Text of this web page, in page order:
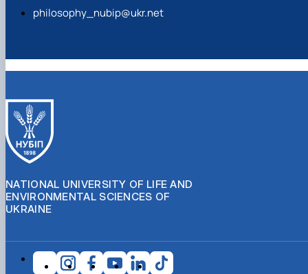
philosophy_nubip@ukr.net
NATIONAL UNIVERSITY OF LIFE AND
ENVIRONMENTAL SCIENCES OF
UKRAINE